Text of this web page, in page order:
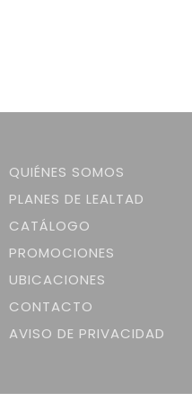
QUIÉNES SOMOS
PLANES DE LEALTAD
CATÁLOGO
PROMOCIONES
UBICACIONES
CONTACTO
AVISO DE PRIVACIDAD